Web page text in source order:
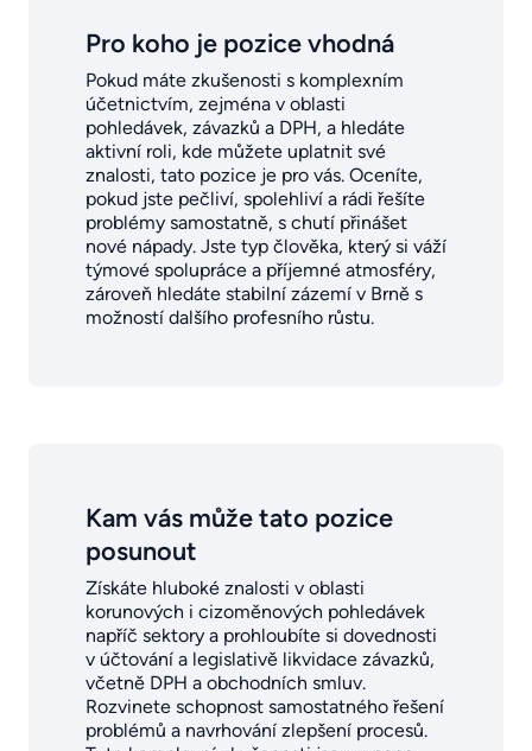
Pro koho je pozice vhodná
Pokud máte zkušenosti s komplexním
účetnictvím, zejména v oblasti
pohledávek, závazků a DPH, a hledáte
aktivní roli, kde můžete uplatnit své
znalosti, tato pozice je pro vás. Oceníte,
pokud jste pečliví, spolehliví a rádi řešíte
problémy samostatně, s chutí přinášet
nové nápady. Jste typ člověka, který si váží
týmové spolupráce a příjemné atmosféry,
zároveň hledáte stabilní zázemí v Brně s
možností dalšího profesního růstu.
Kam vás může tato pozice
posunout
Získáte hluboké znalosti v oblasti
korunových i cizoměnových pohledávek
napříč sektory a prohloubíte si dovednosti
v účtování a legislativě likvidace závazků,
včetně DPH a obchodních smluv.
Rozvinete schopnost samostatného řešení
problémů a navrhování zlepšení procesů.